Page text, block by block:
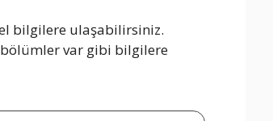
bilgilere ulaşabilirsiniz.
bölümler var gibi bilgilere